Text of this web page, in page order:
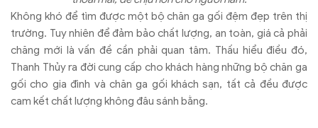
Không khó để tìm được một bộ chăn ga gối đệm đẹp trên thị
trường. Tuy nhiên để đảm bảo chất lượng, an toàn, giá cả phải
chăng mới là vấn đề cần phải quan tâm. Thấu hiểu điều đó,
Thanh Thủy ra đời cung cấp cho khách hàng những bộ chăn ga
gối cho gia đình và chăn ga gối khách sạn, tất cả đều được
cam kết chất lượng không đâu sánh bằng.